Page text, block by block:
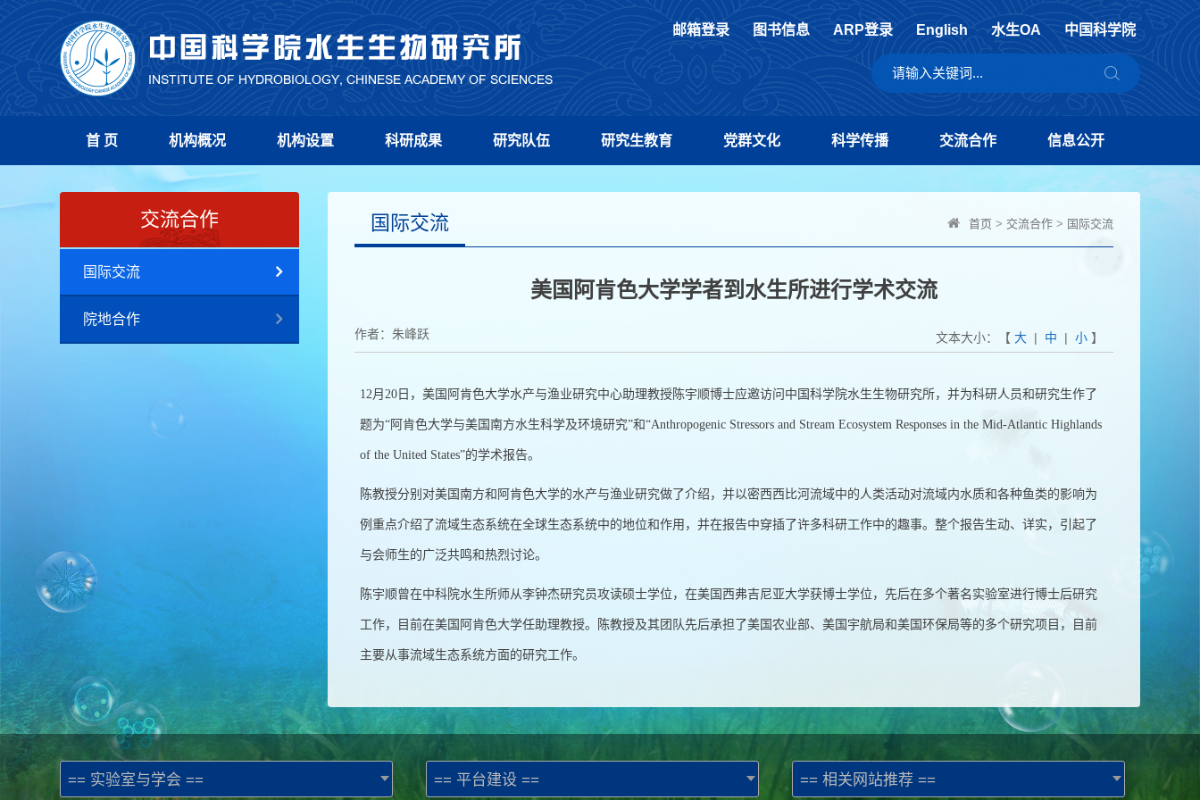
邮箱登录 图书信息 ARP登录 English 水生OA 中国科学院
首 页 机构概况 机构设置 科研成果 研究队伍 研究生教育 党群文化 科学传播 交流合作 信息公开
交流合作
国际交流
院地合作
国际交流 首页 > 交流合作 > 国际交流
美国阿肯色大学学者到水生所进行学术交流
作者：朱峰跃 文本大小：【 大| 中 | 小】
12月20日，美国阿肯色大学水产与渔业研究中心助理教授陈宇顺博士应邀访问中国科学院水生生物研究所，并为科研人员和研究生作了
题为“阿肯色大学与美国南方水生科学及环境研究”和“Anthropogenic Stressors and Stream Ecosystem Responses in the Mid-Atlantic Highlands
of the United States”的学术报告。
陈教授分别对美国南方和阿肯色大学的水产与渔业研究做了介绍，并以密西西比河流域中的人类活动对流域内水质和各种鱼类的影响为
例重点介绍了流域生态系统在全球生态系统中的地位和作用，并在报告中穿插了许多科研工作中的趣事。整个报告生动、详实，引起了
与会师生的广泛共鸣和热烈讨论。
陈宇顺曾在中科院水生所师从李钟杰研究员攻读硕士学位，在美国西弗吉尼亚大学获博士学位，先后在多个著名实验室进行博士后研究
工作，目前在美国阿肯色大学任助理教授。陈教授及其团队先后承担了美国农业部、美国宇航局和美国环保局等的多个研究项目，目前
主要从事流域生态系统方面的研究工作。
== 实验室与学会 == == 平台建设 == == 相关网站推荐 ==